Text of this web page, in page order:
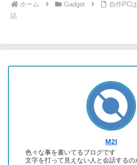
ホーム Gadget
自作PC
話
M2I
色々な事を書いてるブログです
文字を打って見えない人と会話するの